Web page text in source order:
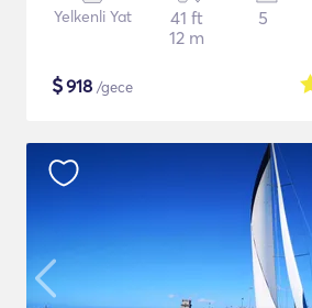
Yelkenli Yat
41 ft
12 m
5
$918 /gece